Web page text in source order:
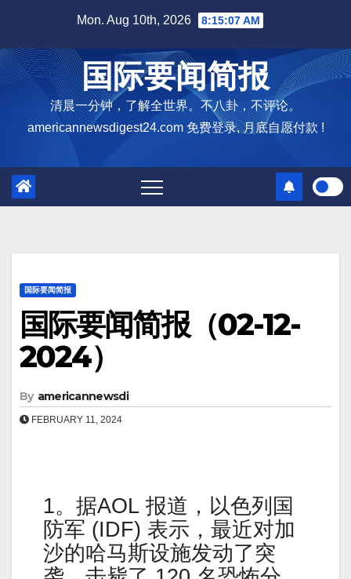
content
Mon. Aug 10th, 2026 8:15:08 AM
国际要闻简报
清晨一分钟，了解全世界。不八卦，不评论。
americannewsdigest24.com 免费登录, 月底自愿付款 !
国际要闻简报
国际要闻简报（02-12-
2024）
By americannewsdi
FEBRUARY 11, 2024
1。据AOL 报道，以色列国
防军 (IDF) 表示，最近对加
沙的哈马斯设施发动了突